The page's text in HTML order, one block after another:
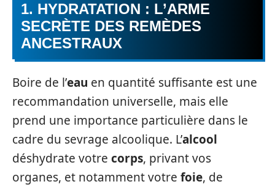
1. HYDRATATION : L’ARME
SECRÈTE DES REMÈDES
ANCESTRAUX
Boire de l’eau en quantité suffisante est une
recommandation universelle, mais elle
prend une importance particulière dans le
cadre du sevrage alcoolique. L’alcool
déshydrate votre corps, privant vos
organes, et notamment votre foie, de